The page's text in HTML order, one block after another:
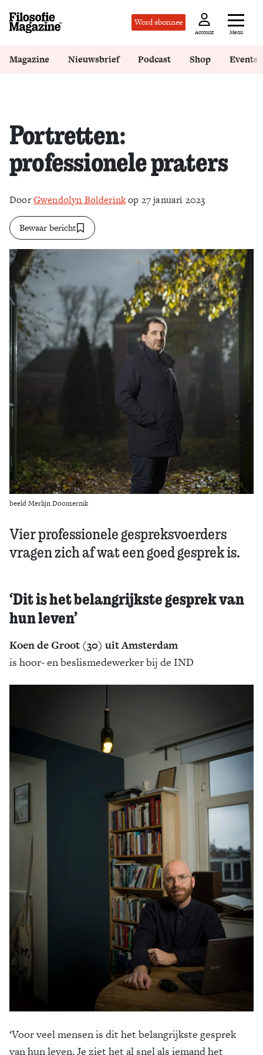
Word abonnee
Account Menu
Zoek
Magazine Nieuwsbrief Podcast Shop Events
Portretten:
professionele praters
DoorGwendolyn Bolderinkop 27 januari 2023
Bewaar bericht
beeld Merlijn Doomernik
Vier professionele gespreksvoerders
vragen zich af wat een goed gesprek is.
‘Dit is het belangrijkste gesprek van
hun leven’
Koen de Groot (30) uit Amsterdam
is hoor- en beslismedewerker bij de IND
‘Voor veel mensen is dit het belangrijkste gesprek
van hun leven. Je ziet het al snel als iemand het